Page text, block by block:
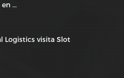
...
Logistics visita Slot